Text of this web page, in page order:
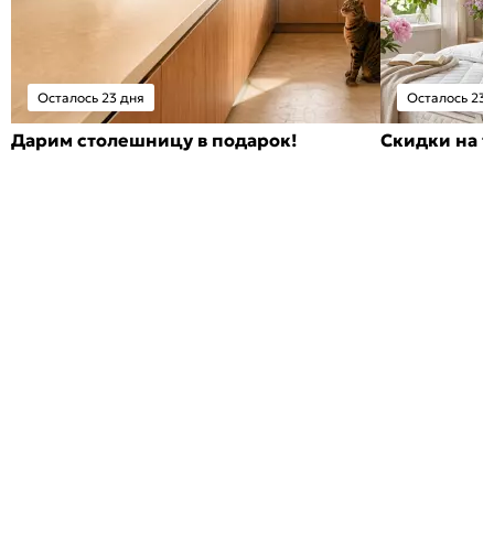
Осталось 23 дня
Дарим столешницу в подарок!
Осталось 23
Скидки на